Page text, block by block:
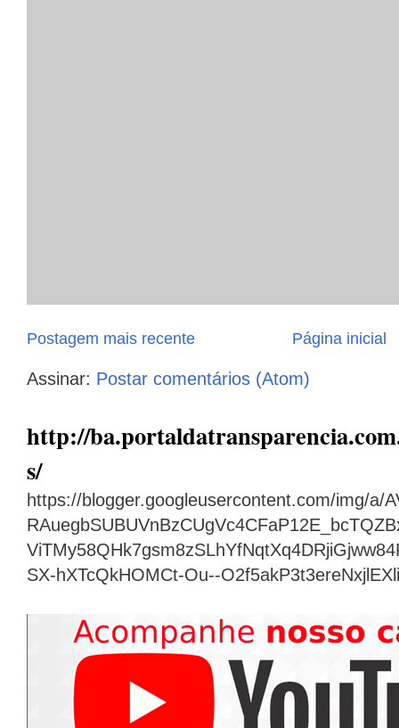
Postagem mais recente Página inicial
Assinar: Postar comentários (Atom)
http://
s/
https://blogger.googleusercontent.com/img/a/
SX-hXTcQkHOMCt-Ou--